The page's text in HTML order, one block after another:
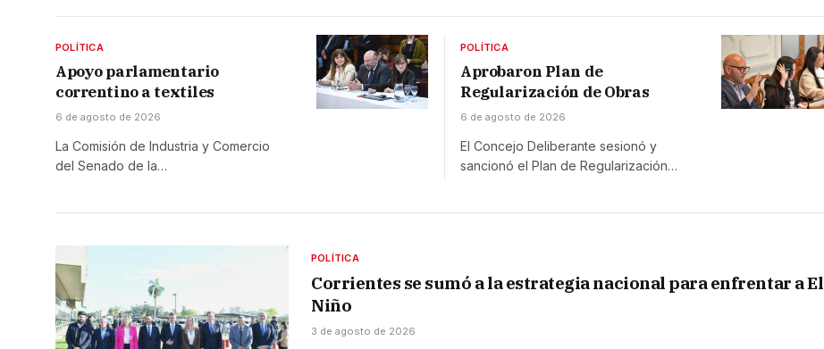
POLÍTICA
Apoyo parlamentario
correntino a textiles
6 de agosto de 2026
La Comisión de Industria y Comercio
del Senado de la…
POLÍTICA
Aprobaron Plan de
Regularización de Obras
6 de agosto de 2026
El Concejo Deliberante sesionó y
sancionó el Plan de Regularización…
POLÍTICA
Corrientes se sumó a la estrategia nacional para enfrentar a El
Niño
3 de agosto de 2026